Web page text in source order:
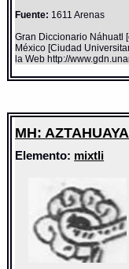
Fuente: 1611 Arenas
Gran Diccionario Náhuatl
México [Ciudad
la Web http://
MH:
Elemento: mixtli